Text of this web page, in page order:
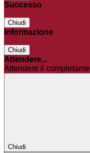
Successo
Chiudi
Informazione
Chiudi
Attendere...
Attendere il
Chiudi